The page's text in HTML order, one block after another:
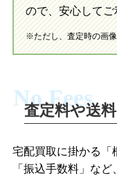
ので、安心してご
※ただし、査定時の画像
No Fees
査定料や送
宅配買取に掛かる「
「振込手数料」な